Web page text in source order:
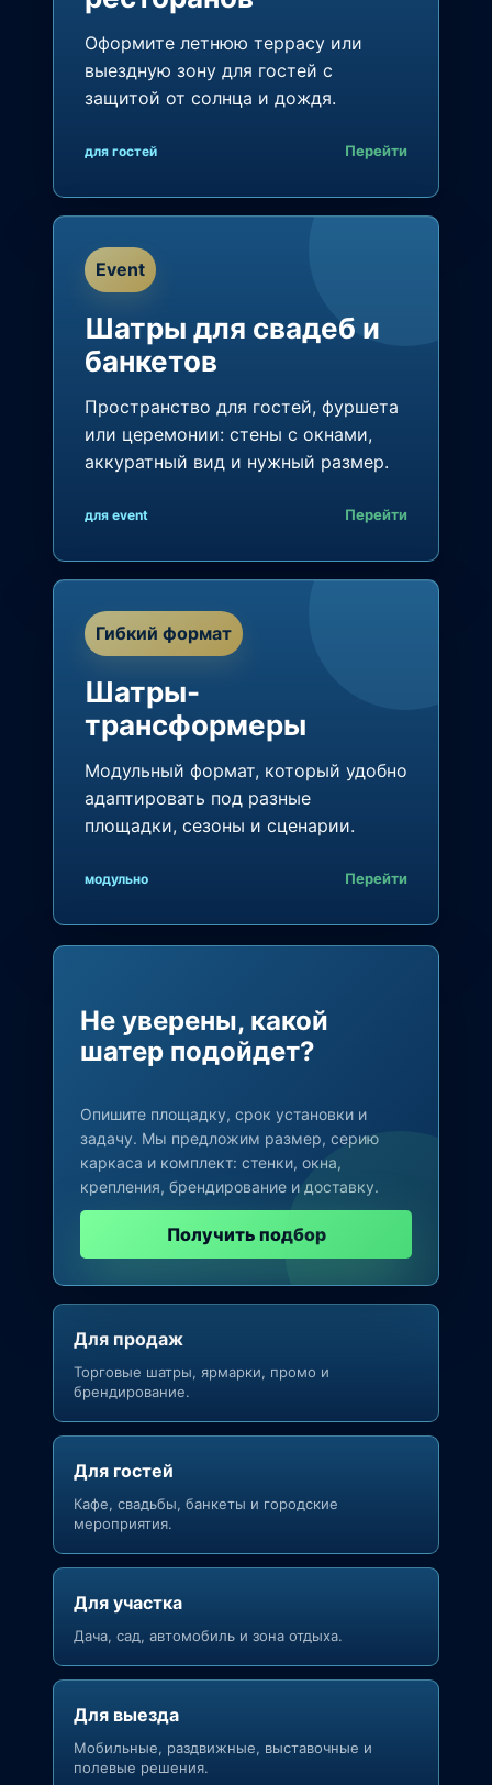
Оформите летнюю террасу или
выездную зону для гостей с
защитой от солнца и дождя.
для гостей Перейти
Event
Шатры для свадеб и
банкетов
Пространство для гостей, фуршета
или церемонии: стены с окнами,
аккуратный вид и нужный размер.
для event Перейти
Гибкий формат
Шатры-
трансформеры
Модульный формат, который удобно
адаптировать под разные
площадки, сезоны и сценарии.
модульно Перейти
Не уверены, какой
шатер подойдет?
Опишите площадку, срок установки и
задачу. Мы предложим размер, серию
каркаса и комплект: стенки, окна,
крепления, брендирование и доставку.
Получить подбор
Для продаж
Торговые шатры, ярмарки, промо и
брендирование.
Для гостей
Кафе, свадьбы, банкеты и городские
мероприятия.
Для участка
Дача, сад, автомобиль и зона отдыха.
Для выезда
Мобильные, раздвижные, выставочные и
полевые решения.